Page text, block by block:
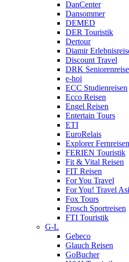
DanCenter
Dansommer
DEMED
DER Touristik
Dertour
Diamir
Discount Travel
DRK
e-hoi
ECC Studienreisen
Ecco Reisen
Engel Reisen
Entertain Tours
ETI
EuroRelais
Explorer Fernreisen
FERIEN Touristik
Fit & Vital Reisen
FIT Reisen
For You Travel
For You! Travel
Fox Tours
Frosch Sportreisen
FTI Touristik
G-L
Gebeco
Glauch Reisen
GoBucher